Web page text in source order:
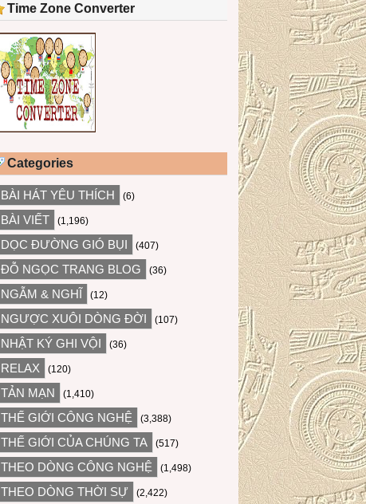
Time Zone Converter
Categories
BÀI HÁT YÊU THÍCH (6)
BÀI VIẾT (1,196)
DỌC ĐƯỜNG GIÓ BỤI (407)
ĐỖ NGỌC TRANG BLOG (36)
NGẪM & NGHĨ (12)
NGƯỢC XUÔI DÒNG ĐỜI (107)
NHẬT KÝ GHI VỘI (36)
RELAX (120)
TẢN MẠN (1,410)
THẾ GIỚI CÔNG NGHỆ (3,388)
THẾ GIỚI CỦA CHÚNG TA (517)
THEO DÒNG CÔNG NGHỆ (1,498)
THEO DÒNG THỜI SỰ (2,422)